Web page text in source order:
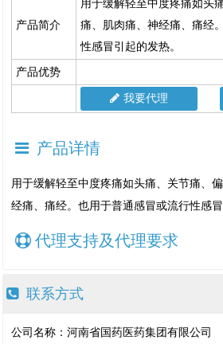
产品简介
用于缓解轻至中度疼痛如头
痛、肌肉痛、神经痛、痛经
性感冒引起的发热。
产品优势
我要代理
产品详情
用于缓解轻至中度疼痛如头痛、关节痛、
经痛、痛经。也用于普通感冒或流行性感冒
代理支持及代理要求
联系方式
公司名称：河南省国药医药集团有限公司